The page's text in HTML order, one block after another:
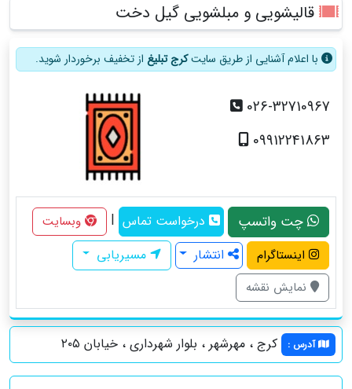
قالیشویی و مبلشویی گیل دخت
با اعلام آشنایی از طریق سایتکرج تبلیغ از تخفیف برخوردار شوید.
026-32710967
09912241863
چت واتسپ درخواست تماس |
وبسایت
اینستاگرام
انتشار مسیریابی
نمایش نقشه
آدرس : کرج ، مهرشهر ، بلوار شهرداری ، خیابان ۲۰۵